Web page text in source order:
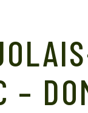
–